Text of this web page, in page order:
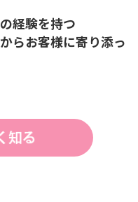
経験を持つ
らお客様に寄り添っ